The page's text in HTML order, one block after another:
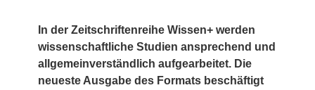
In der Zeitschriftenreihe Wissen+ werden
wissenschaftliche Studien ansprechend und
allgemeinverständlich aufgearbeitet. Die
neueste Ausgabe des Formats beschäftigt